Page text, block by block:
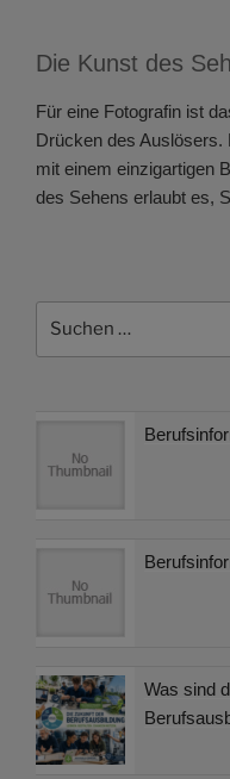
Die Kunst des
Für eine Fotografin ist
Drücken des Auslösers.
mit einem einzigartigen
des Sehens erlaubt es,
Was sind